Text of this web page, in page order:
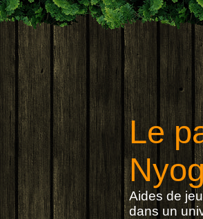
Le
Aides de
dans un